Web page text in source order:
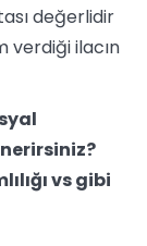
değerlidir
verdiği ilacın
vs gibi